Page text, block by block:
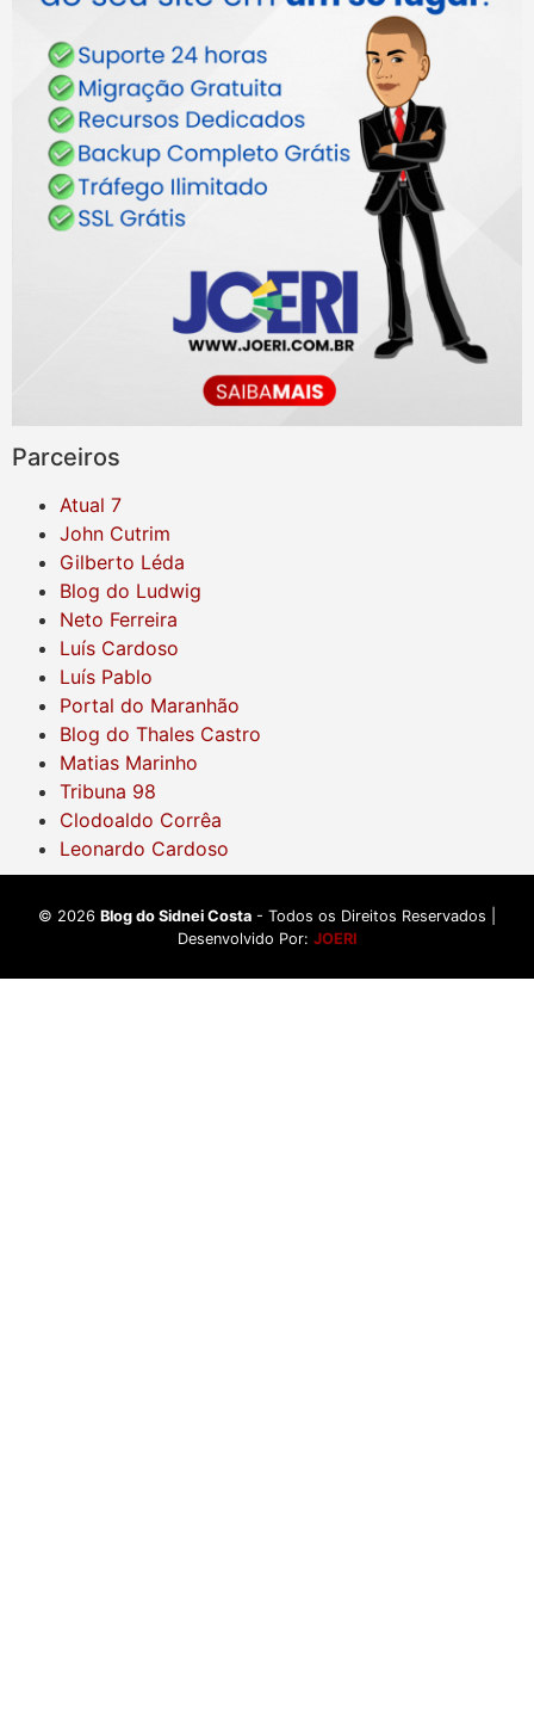
Parceiros
Atual 7
John Cutrim
Gilberto Léda
Blog do Ludwig
Neto Ferreira
Luís Cardoso
Luís Pablo
Portal do Maranhão
Blog do Thales Castro
Matias Marinho
Tribuna 98
Clodoaldo Corrêa
Leonardo Cardoso
© 2026 Blog do Sidnei Costa - Todos os Direitos Reservados |
Desenvolvido Por: JOERI